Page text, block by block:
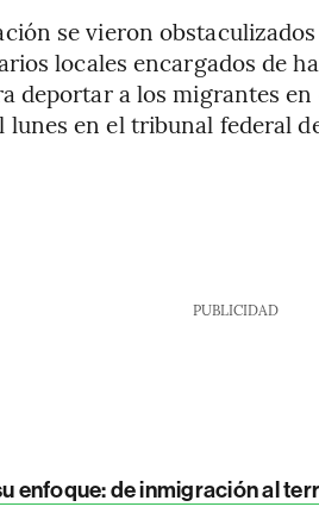
se vieron
locales encargados de
deportar a los migrantes
lunes en el tribunal federal
PUBLICIDAD
enfoque: de inmigración al